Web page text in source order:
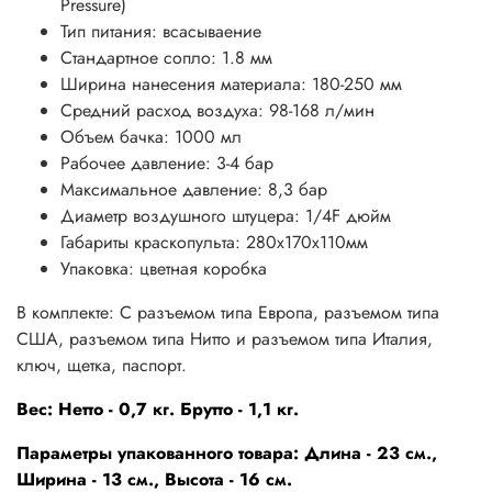
Тип питания: всасываение
Стандартное сопло: 1.8 мм
Ширина нанесения материала: 180-250 мм
Средний расход воздуха: 98-168 л/мин
Объем бачка: 1000 мл
Рабочее давление: 3-4 бар
Максимальное давление: 8,3 бар
Диаметр воздушного штуцера: 1/4F дюйм
Габариты краскопульта: 280х170х110мм
Упаковка: цветная коробка
В комплекте: С разъемом типа Европа, разъемом типа
США, разъемом типа Нитто и разъемом типа Италия,
ключ, щетка, паспорт.
Вес: Нетто - 0,7 кг. Брутто - 1,1 кг.
Параметры упакованного товара: Длина - 23 см.,
Ширина - 13 см., Высота - 16 см.